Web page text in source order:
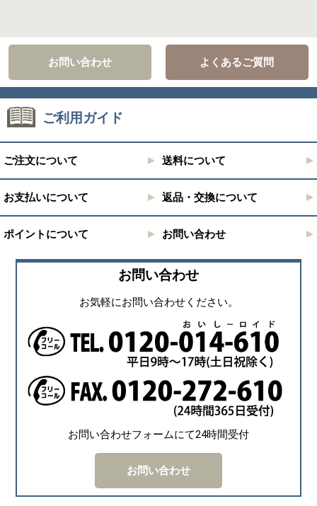
お問い合わせ よくあるご質問
ご利用ガイド
ご注文について 送料について
お支払いについて 返品・交換について
ポイントについて お問い合わせ
お問い合わせ
お気軽にお問い合わせください。
お問い合わせフォームにて24時間受付
お問い合わせ